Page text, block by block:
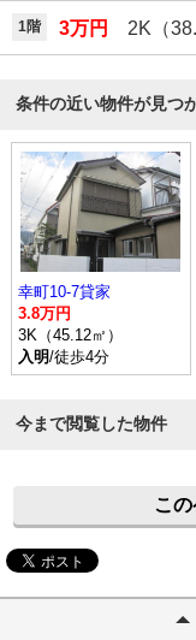
1階 3万円 2K（
条件の近い物件が見つ
幸町10-7貸家
3.8万円
3K（45.12㎡）
入明/徒歩4分
今まで閲覧した物件
こ